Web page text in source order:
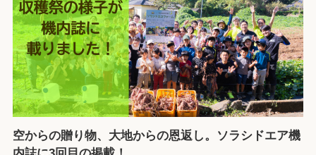
空からの贈り物、大地からの恩返し。ソラシドエア機